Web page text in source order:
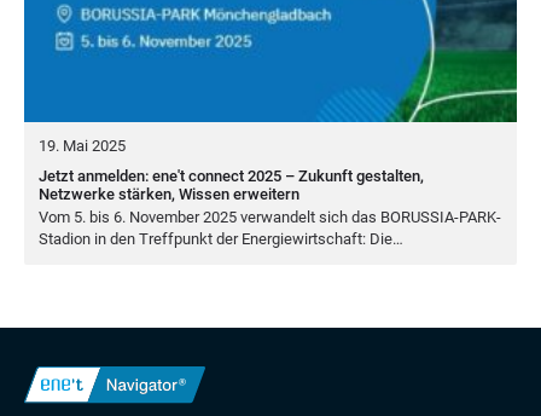
19. Mai 2025
Jetzt anmelden: ene't connect 2025 – Zukunft gestalten,
Netzwerke stärken, Wissen erweitern
Vom 5. bis 6. Novem­ber2025 ver­wan­delt sich das BORUS­SIA-PARK-
Sta­di­on in den Treff­punkt der Ener­gie­wirt­schaft: Die…